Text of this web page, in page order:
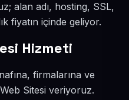
alan adı, hosting, SSL,
fiyatın içinde geliyor.
Hizmeti
firmalarına ve
Sitesi veriyoruz.